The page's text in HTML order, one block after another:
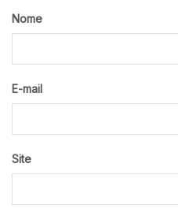
Nome
E-mail
Site